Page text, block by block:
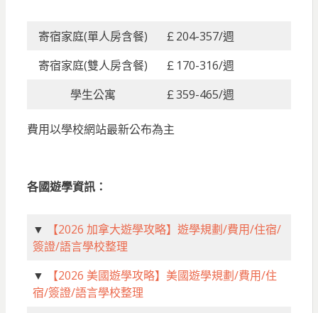
寄宿家庭(單人房含餐)
￡204-357/週
寄宿家庭(雙人房含餐)
￡170-316/週
學生公寓
￡359-465/週
費用以學校網站最新公布為主
各國遊學資訊：
▼
【2026 加拿大遊學攻略】遊學規劃/費用/住宿/
簽證/語言學校整理
▼
【2026 美國遊學攻略】美國遊學規劃/費用/住
宿/簽證/語言學校整理